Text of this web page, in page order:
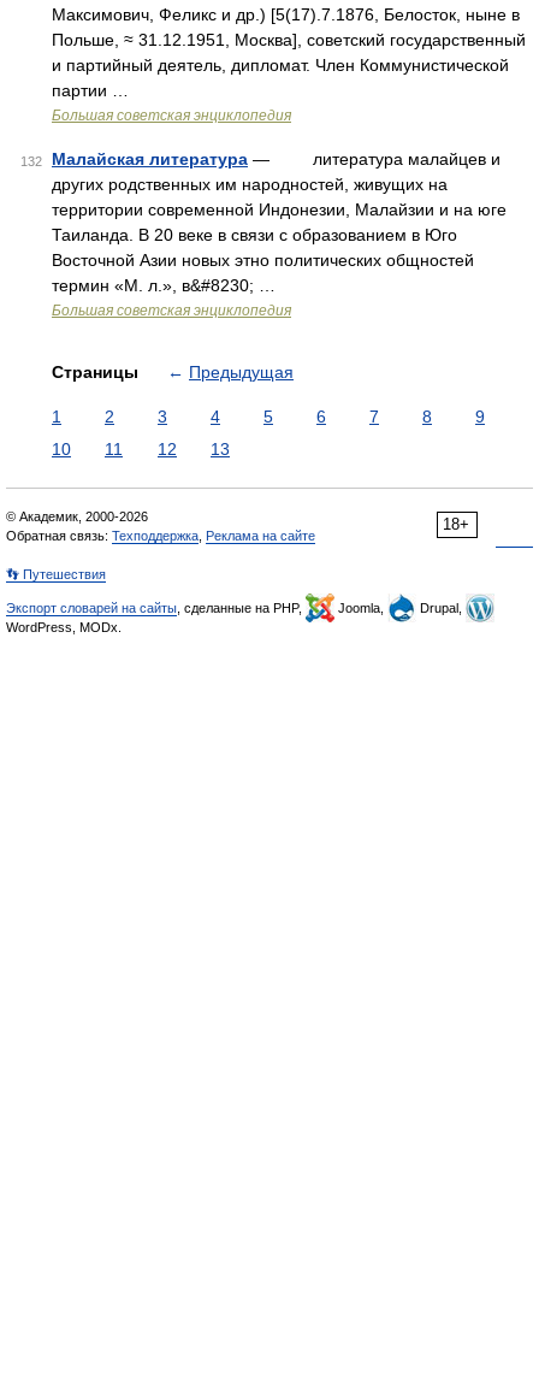
Максимович, Феликс и др.) [5(17).7.1876, Белосток, ныне в
Польше, ≈ 31.12.1951, Москва], советский государственный
и партийный деятель, дипломат. Член Коммунистической
партии …
Большая советская энциклопедия
132 Малайская литература — литература малайцев и
других родственных им народностей, живущих на
территории современной Индонезии, Малайзии и на юге
Таиланда. В 20 веке в связи с образованием в Юго
Восточной Азии новых этно политических общностей
термин «М. л.», в&#8230; …
Большая советская энциклопедия
Страницы ← Предыдущая
1 2 3 4 5 6 7 8
9
10
11 12 13
18+
© Академик, 2000-2026
Обратная связь: Техподдержка Реклама на сайте
👣 Путешествия
Экспорт словарей на сайты , сделанные на PHP, Joomla,
Drupal,
WordPress, MODx.